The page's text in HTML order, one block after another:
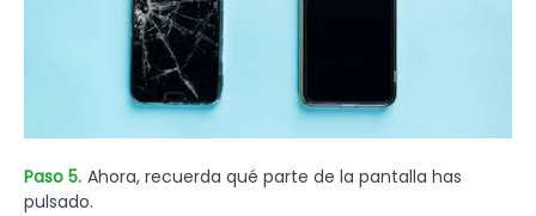
Paso 5. Ahora, recuerda qué parte de la pantalla has
pulsado.